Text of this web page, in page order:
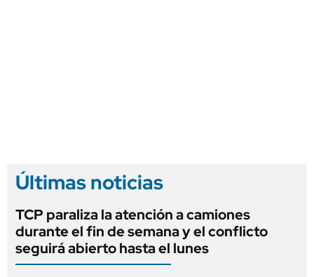
Últimas noticias
TCP paraliza la atención a camiones
durante el fin de semana y el conflicto
seguirá abierto hasta el lunes